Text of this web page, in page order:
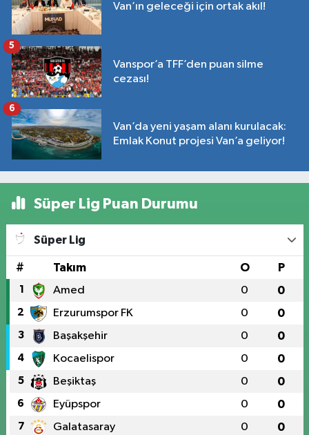
Van’ın geleceği için ortak akıl!
Vanspor’a TFF’den puan silme
cezası!
5
Van’da yeni yaşam alanı kurulacak:
Emlak Konut projesi Van’a geliyor!
6
Süper Lig Puan Durumu
Süper Lig
# Takım O P
1 Amed 0 0
2 Erzurumspor FK 0 0
3 Başakşehir 0 0
4 Kocaelispor 0 0
5 Beşiktaş 0 0
6 Eyüpspor 0 0
7 Galatasaray 0 0